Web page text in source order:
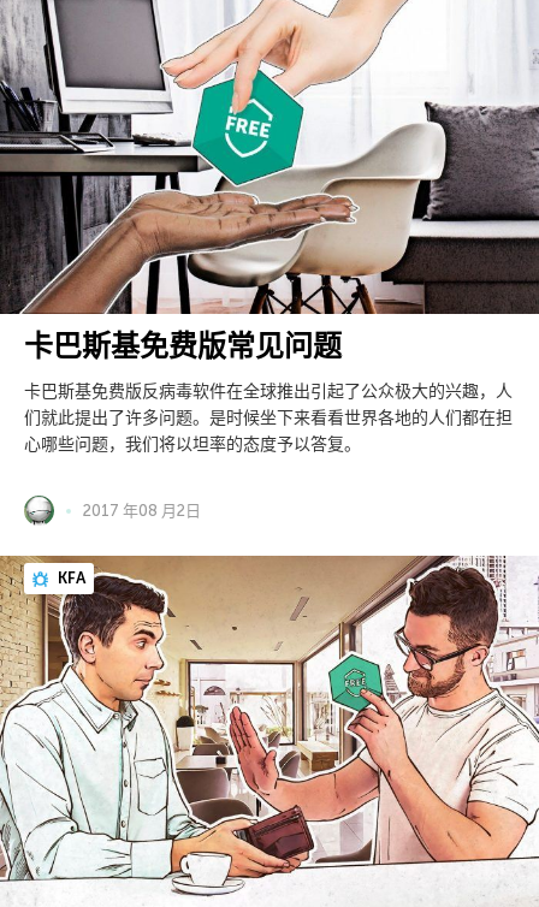
卡巴斯基免费版常见问题
卡巴斯基免费版反病毒软件在全球推出引起了公众极大的兴趣，人
们就此提出了许多问题。是时候坐下来看看世界各地的人们都在担
心哪些问题，我们将以坦率的态度予以答复。
2017 年08 月2日
KFA